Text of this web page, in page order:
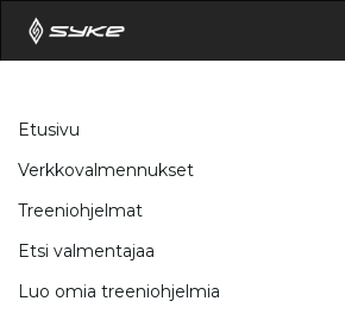
Etusivu
Verkkovalmennukset
Treeniohjelmat
Etsi valmentajaa
Luo omia treeniohjelmia